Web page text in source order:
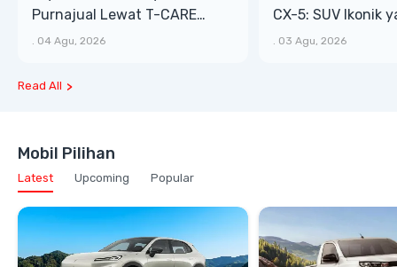
Purnajual Lewat T-CARE
XTRA, Manfaat Lebih Besar
04 Agu, 2026
CX-5: SUV Ikonik
Bongsor, Mewah,
03 Agu, 2026
Read All
Mobil Pilihan
Latest Upcoming Popular